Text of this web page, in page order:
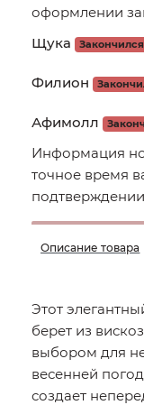
оформлении
Щука
Закончился
Филион
Афимолл
Информация
точное время
Описание товара
Этот
берет из
выбором для
весенней
создает